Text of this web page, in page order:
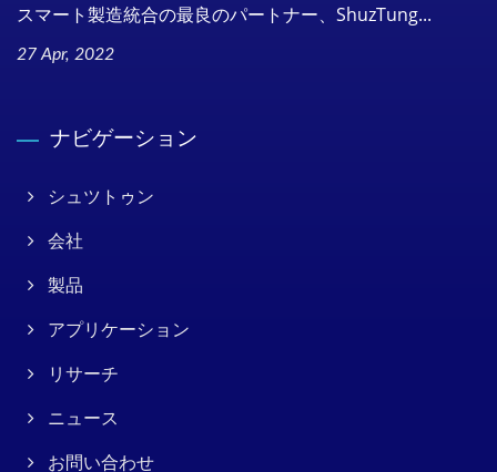
スマート製造統合の最良のパートナー、ShuzTung...
27 Apr, 2022
ナビゲーション
シュツトゥン
会社
製品
アプリケーション
リサーチ
ニュース
お問い合わせ